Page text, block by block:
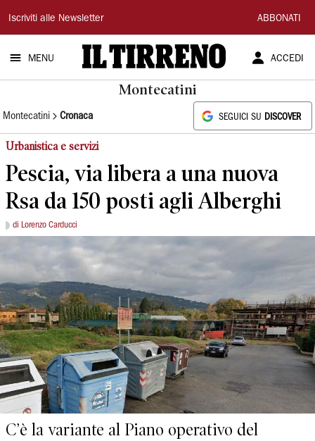
Il
Tirreno
Iscriviti alle Newsletter ABBONATI
MENU ACCEDI
Montecatini
Montecatini Cronaca SEGUICI SU DISCOVER
Urbanistica e servizi
Pescia, via libera a una nuova
Rsa da 150 posti agli Alberghi
di Lorenzo Carducci
C’è la variante al Piano operativo del